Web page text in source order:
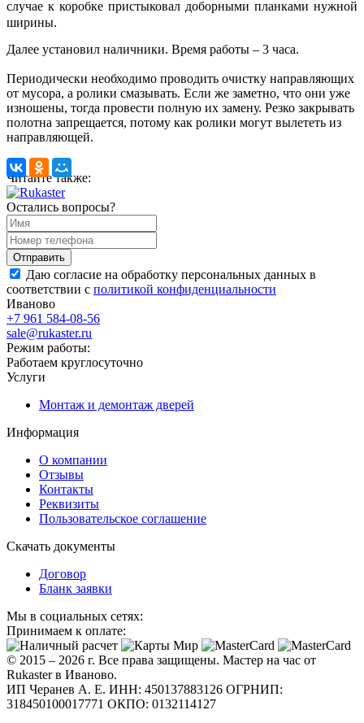
случае к коробке пристыковал доборными планками нужной
ширины.
Далее установил наличники. Время работы – 3 часа.
Периодически необходимо проводить очистку направляющих
от мусора, а ролики смазывать. Если же заметно, что они уже
изношены, тогда провести полную их замену. Резко закрывать
полотна запрещается, потому как ролики могут вылететь из
направляющей.
Читайте также:
Остались вопросы?
Даю согласие на обработку персональных данных в
соответствии с политикой конфиденциальности
Иваново
+7 961 584-08-56
sale@rukaster.ru
Режим работы:
Работаем круглосуточно
Услуги
Монтаж и демонтаж дверей
Информация
О компании
Отзывы
Контакты
Реквизиты
Пользовательское соглашение
Скачать документы
Договор
Бланк заявки
Мы в социальных сетях:
Принимаем к оплате:
© 2015 – 2026 г. Все права защищены. Мастер на час от
Rukaster в Иваново.
ИП Черанев А. Е. ИНН: 450137883126 ОГРНИП:
318450100017771 ОКПО: 0132114127